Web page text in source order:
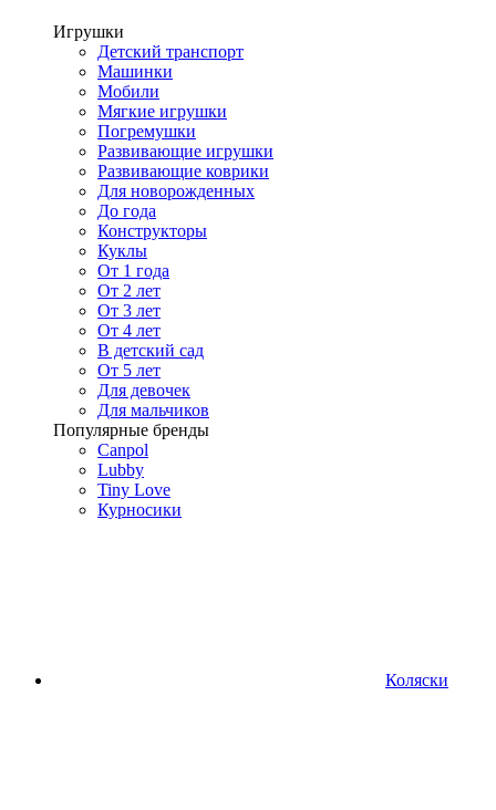
Игрушки
Детский транспорт
Машинки
Мобили
Мягкие игрушки
Погремушки
Развивающие игрушки
Развивающие коврики
Для новорожденных
До года
Конструкторы
Куклы
От 1 года
От 2 лет
От 3 лет
От 4 лет
В детский сад
От 5 лет
Для девочек
Для мальчиков
Популярные бренды
Canpol
Lubby
Tiny Love
Курносики
Коляски